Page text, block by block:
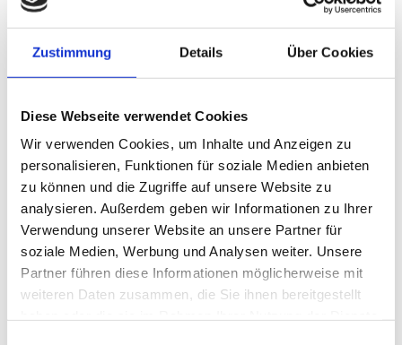
Zustimmung Details Über Cookies
Diese Webseite verwendet Cookies
Wir verwenden Cookies, um Inhalte und Anzeigen zu
personalisieren, Funktionen für soziale Medien anbieten
zu können und die Zugriffe auf unsere Website zu
analysieren. Außerdem geben wir Informationen zu Ihrer
Verwendung unserer Website an unsere Partner für
soziale Medien, Werbung und Analysen weiter. Unsere
Partner führen diese Informationen möglicherweise mit
weiteren Daten zusammen, die Sie ihnen bereitgestellt
0 Angelunterkünfte gefunden
Seite: 1 von 1
passenden Angelziele für Sie gefunden. Bitte
ändern Sie Ihre Suchkriterien und versuchen
Sie es erneut. Wir finden schon noch das
Richtige für Sie!